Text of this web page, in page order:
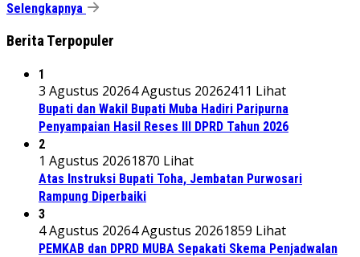
Selengkapnya
Berita Terpopuler
1
3 Agustus 20264 Agustus 20262411 Lihat
Bupati dan Wakil Bupati Muba Hadiri Paripurna
Penyampaian Hasil Reses III DPRD Tahun 2026
2
1 Agustus 20261870 Lihat
Atas Instruksi Bupati Toha, Jembatan Purwosari
Rampung Diperbaiki
3
4 Agustus 20264 Agustus 20261859 Lihat
PEMKAB dan DPRD MUBA Sepakati Skema Penjadwalan